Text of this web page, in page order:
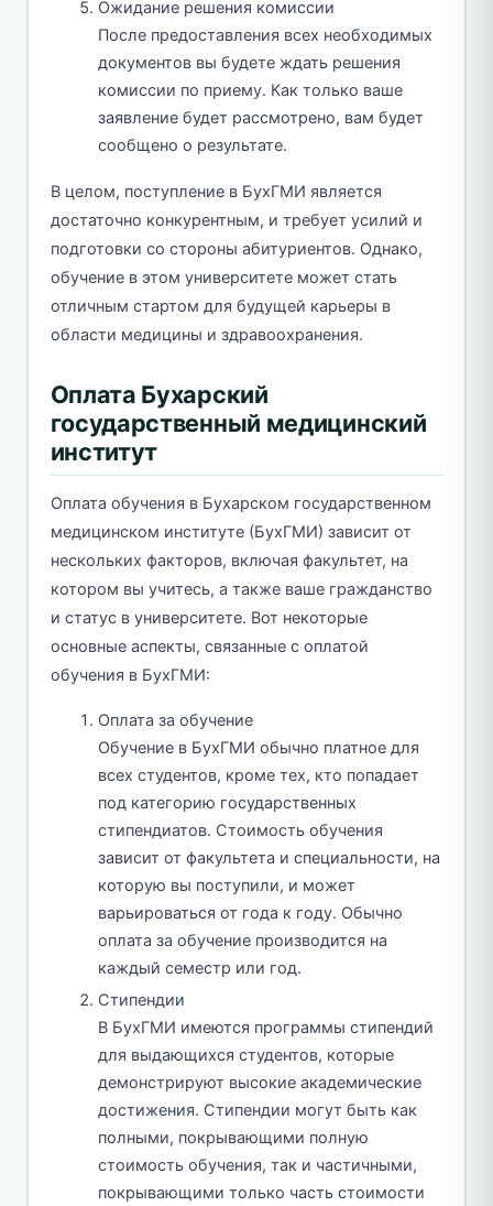
Ожидание решения комиссии
После предоставления всех необходимых
документов вы будете ждать решения
комиссии по приему. Как только ваше
заявление будет рассмотрено, вам будет
сообщено о результате.
В целом, поступление в БухГМИ является
достаточно конкурентным, и требует усилий и
подготовки со стороны абитуриентов. Однако,
обучение в этом университете может стать
отличным стартом для будущей карьеры в
области медицины и здравоохранения.
Оплата Бухарский
государственный медицинский
институт
Оплата обучения в Бухарском государственном
медицинском институте (БухГМИ) зависит от
нескольких факторов, включая факультет, на
котором вы учитесь, а также ваше гражданство
и статус в университете. Вот некоторые
основные аспекты, связанные с оплатой
обучения в БухГМИ:
Оплата за обучение
Обучение в БухГМИ обычно платное для
всех студентов, кроме тех, кто попадает
под категорию государственных
стипендиатов. Стоимость обучения
зависит от факультета и специальности, на
которую вы поступили, и может
варьироваться от года к году. Обычно
оплата за обучение производится на
каждый семестр или год.
Стипендии
В БухГМИ имеются программы стипендий
для выдающихся студентов, которые
демонстрируют высокие академические
достижения. Стипендии могут быть как
полными, покрывающими полную
стоимость обучения, так и частичными,
покрывающими только часть стоимости